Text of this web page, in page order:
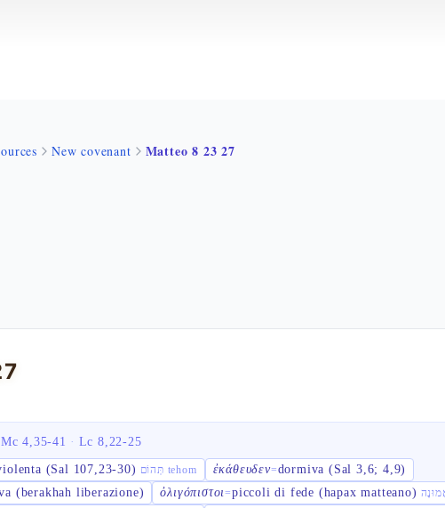
New covenant Matteo 8 23 27
Mc 4,35-41 · Lc 8,22-25
(Sal 107,23-30) תְּהוֹם tehom ἐκάθευδεν=dormiva (Sal 3,6; 4,9)
(berakhah liberazione) ὀλιγόπιστοι=piccoli di fede (hapax matteano)